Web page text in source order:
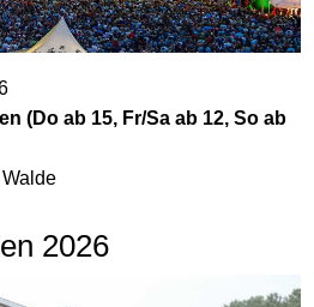
(Do ab 15, Fr/Sa ab 12, So ab
2026